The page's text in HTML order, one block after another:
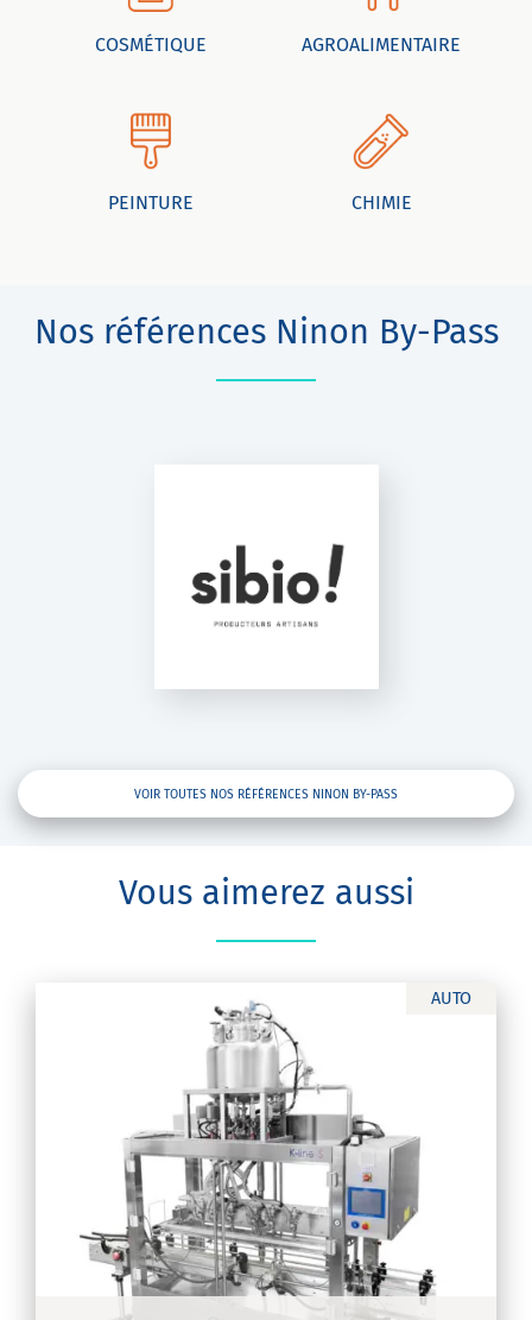
COSMÉTIQUE AGROALIMENTAIRE
PEINTURE CHIMIE
Nos références Ninon By-Pass
VOIR TOUTES NOS RÉFÉRENCES NINON BY-PASS
Vous aimerez aussi
AUTO